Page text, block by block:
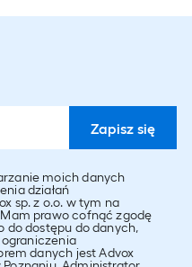
moich danych
działań
sp. z o.o. w tym na
prawo cofnąć zgodę
do dostępu do danych,
danych jest Advox